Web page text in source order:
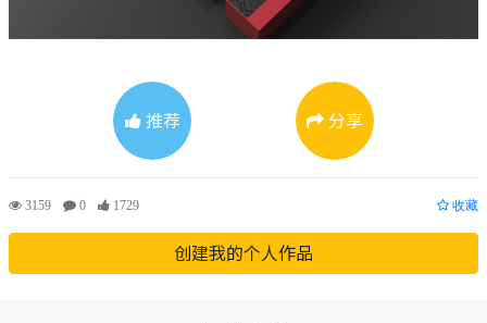
推荐 分享
3159 0 1729 收藏
创建我的个人作品